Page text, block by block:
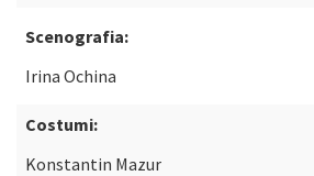
Scenografia:
Irina Ochina
Costumi:
Konstantin Mazur